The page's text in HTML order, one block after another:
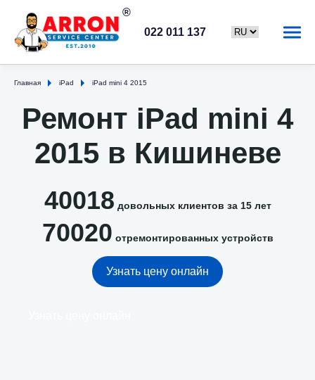
022 011 137
Главная iPad iPad mini 4 2015
Ремонт iPad mini 4
2015 в Кишиневе
40018 довольных клиентов за 15 лет
70020 отремонтированных устройств
Узнать цену онлайн